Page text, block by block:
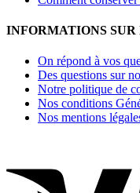
INFORMATIONS
On répond à vos
Des questions sur
Notre politique de
Nos conditions
Nos mentions